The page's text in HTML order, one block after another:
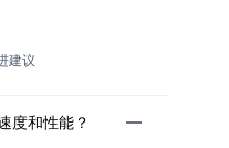
建议
度和性能？